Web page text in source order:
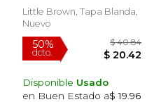
Little Brown, Tapa Blanda,
Nuevo
Disponible Usado
en Buen Estado a$ 19.96